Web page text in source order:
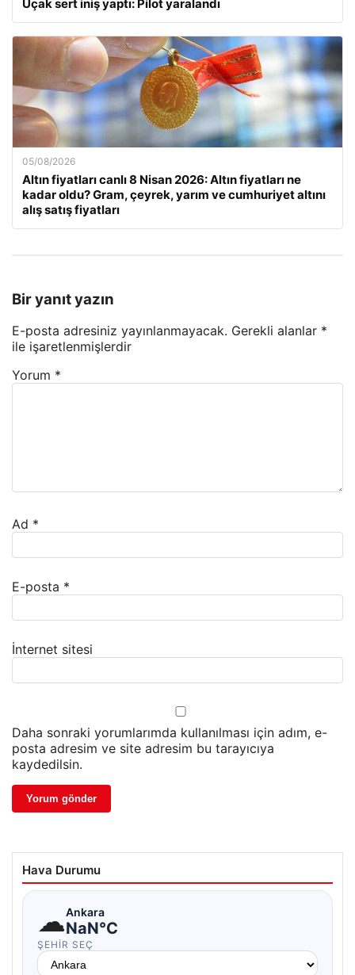
Uçak sert iniş yaptı: Pilot yaralandı
05/08/2026
Altın fiyatları canlı 8 Nisan 2026: Altın fiyatları ne
kadar oldu? Gram, çeyrek, yarım ve cumhuriyet altını
alış satış fiyatları
Bir yanıt yazın
E-posta adresiniz yayınlanmayacak. Gerekli alanlar *
ile işaretlenmişlerdir
Yorum *
Ad *
E-posta *
İnternet sitesi
Daha sonraki yorumlarımda kullanılması için adım, e-
posta adresim ve site adresim bu tarayıcıya
kaydedilsin.
Hava Durumu
☁Ankara
NaN°C
ŞEHIR SEÇ